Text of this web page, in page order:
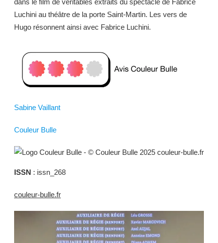
dans le film de véritables extraits du spectacle de Fabrice
Luchini au théâtre de la porte Saint-Martin. Les vers de
Hugo résonnent ainsi avec Fabrice Luchini.
Sabine Vaillant
Couleur Bulle
ISSN : issn_268
couleur-bulle.fr